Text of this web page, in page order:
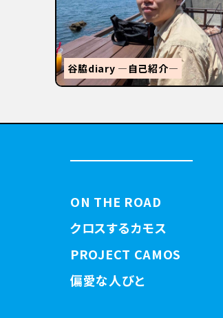
3tR
ON THE ROAD
クロスするカモス
PROJECT CAMOS
偏愛な人びと